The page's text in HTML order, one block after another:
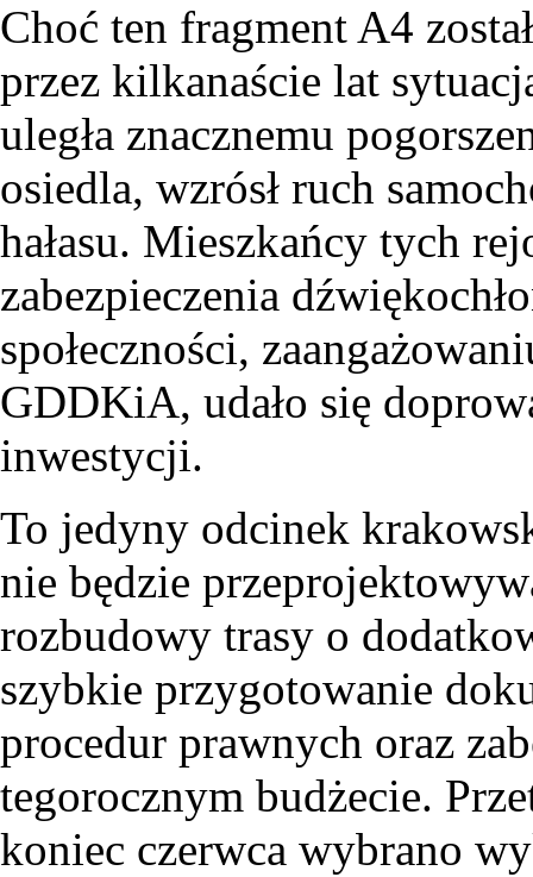
Choć ten fragment A4
przez kilkanaście lat
uległa znacznemu
osiedla, wzrósł ruch
hałasu. Mieszkańcy tych
zabezpieczenia
społeczności,
GDDKiA, udało się
inwestycji.
To jedyny odcinek
nie będzie
rozbudowy trasy o
szybkie przygotowanie
procedur prawnych oraz
tegorocznym budżecie.
koniec czerwca wybrano